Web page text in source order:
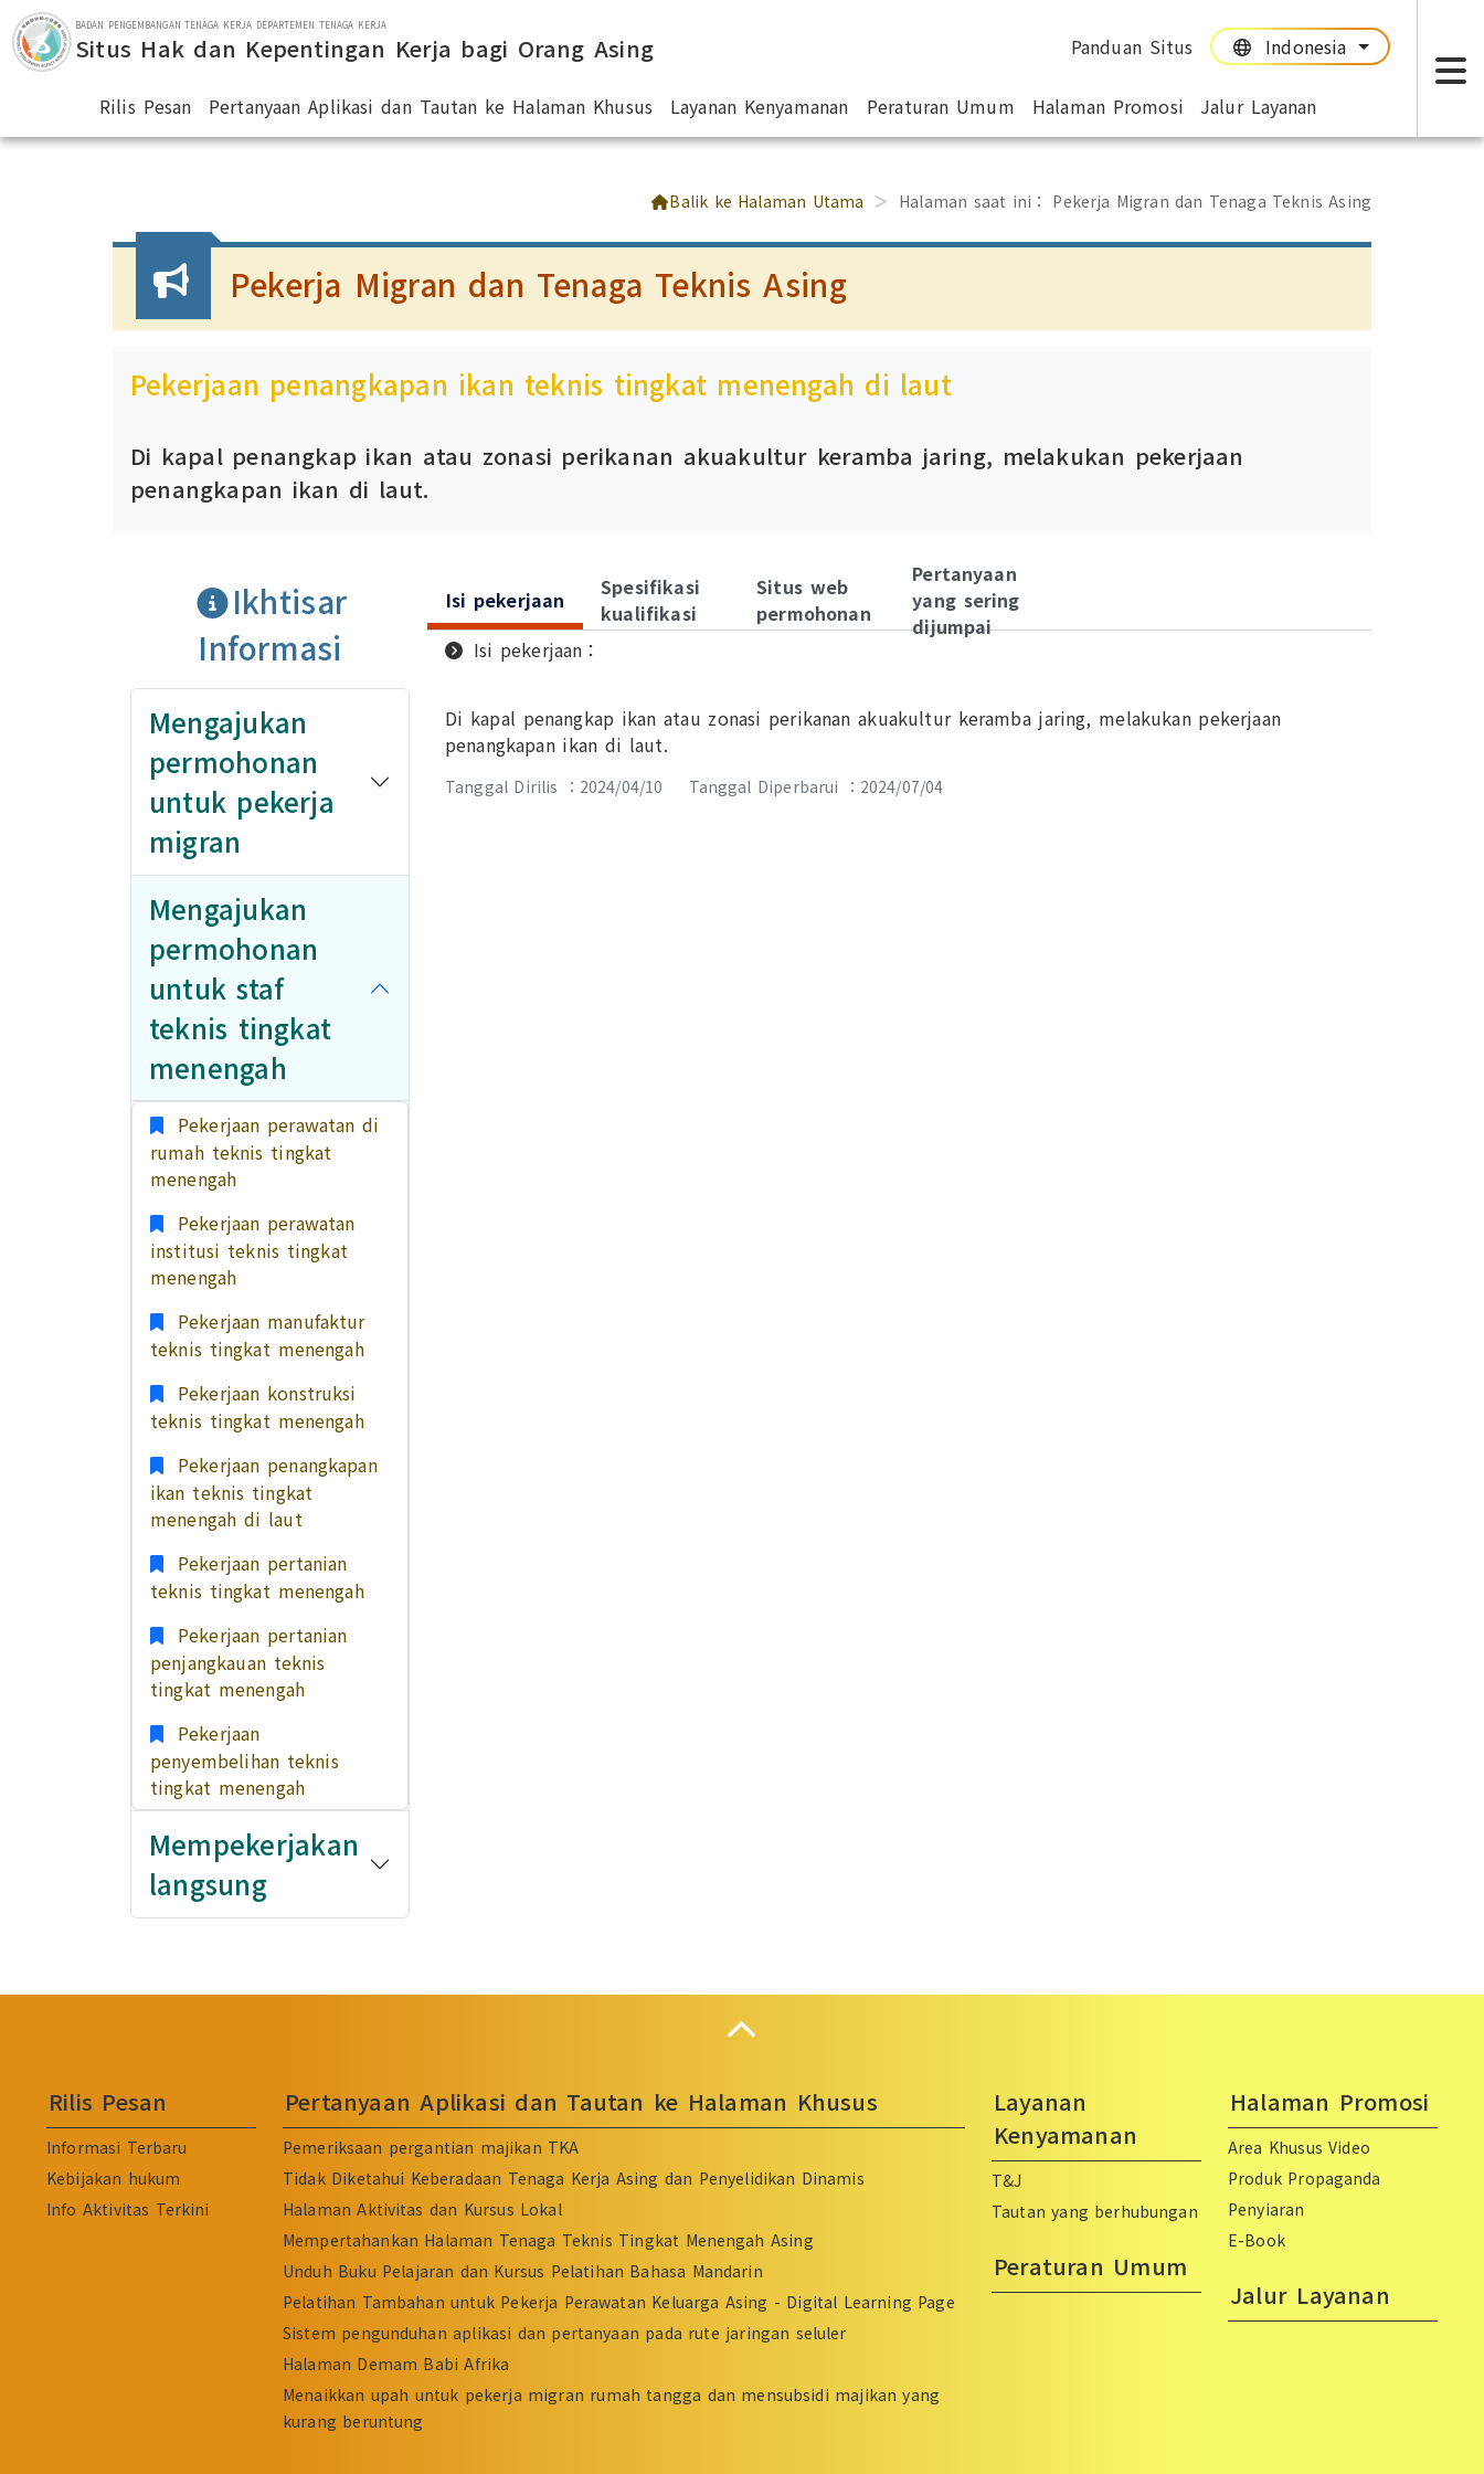
Lompat ke bagian utama
BADAN PENGEMBANGAN TENAGA KERJA DEPARTEMEN TENAGA KERJA
Situs Hak dan Kepentingan Kerja bagi Orang Asing Panduan Situs Indonesia
Rilis Pesan
Pertanyaan Aplikasi dan Tautan ke Halaman Khusus Layanan Kenyamanan Peraturan Umum Halaman Promosi Jalur Layanan
Balik ke Halaman Utama Halaman saat ini： Pekerja Migran dan Tenaga Teknis Asing
Pekerja Migran dan Tenaga Teknis Asing
Pekerjaan penangkapan ikan teknis tingkat menengah di laut
Di kapal penangkap ikan atau zonasi perikanan akuakultur keramba jaring, melakukan pekerjaan
penangkapan ikan di laut.
Ikhtisar
Informasi
Mengajukan
permohonan
untuk pekerja
migran
Mengajukan
permohonan
untuk staf
teknis tingkat
menengah
Pekerjaan perawatan di
rumah teknis tingkat
menengah
Pekerjaan perawatan
institusi teknis tingkat
menengah
Pekerjaan manufaktur
teknis tingkat menengah
Pekerjaan konstruksi
teknis tingkat menengah
Pekerjaan penangkapan
ikan teknis tingkat
menengah di laut
Pekerjaan pertanian
teknis tingkat menengah
Pekerjaan pertanian
penjangkauan teknis
tingkat menengah
Pekerjaan
penyembelihan teknis
tingkat menengah
Mempekerjakan
langsung
Isi pekerjaan
Isi pekerjaan：
Di kapal penangkap ikan atau zonasi perikanan akuakultur keramba jaring, melakukan pekerjaan
penangkapan ikan di laut.
Tanggal Dirilis ：2024/04/10 Tanggal Diperbarui ：2024/07/04
Spesifikasi
kualifikasi
Situs web
permohonan
Pertanyaan
yang sering
dijumpai
Rilis Pesan
Informasi Terbaru
Kebijakan hukum
Info Aktivitas Terkini
Pertanyaan Aplikasi dan Tautan ke Halaman Khusus
Pemeriksaan pergantian majikan TKA
Tidak Diketahui Keberadaan Tenaga Kerja Asing dan Penyelidikan Dinamis
Halaman Aktivitas dan Kursus Lokal
Mempertahankan Halaman Tenaga Teknis Tingkat Menengah Asing
Unduh Buku Pelajaran dan Kursus Pelatihan Bahasa Mandarin
Pelatihan Tambahan untuk Pekerja Perawatan Keluarga Asing - Digital Learning Page
Sistem pengunduhan aplikasi dan pertanyaan pada rute jaringan seluler
Halaman Demam Babi Afrika
Menaikkan upah untuk pekerja migran rumah tangga dan mensubsidi majikan yang
kurang beruntung
Layanan
Kenyamanan
T&J
Tautan yang berhubungan
Peraturan Umum
Halaman Promosi
Area Khusus Video
Produk Propaganda
Penyiaran
E-Book
Jalur Layanan